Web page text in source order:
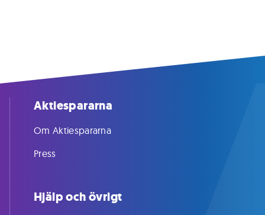
Aktiespararna
Om Aktiespararna
Press
Hjälp och övrigt